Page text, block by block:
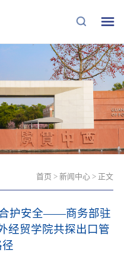
首页 >新闻中心 > 正文
护安全——商务部驻
经贸学院共探出口管